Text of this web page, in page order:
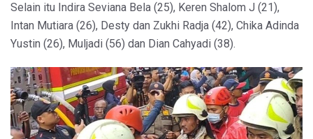
Selain itu Indira Seviana Bela (25), Keren Shalom J (21),
Intan Mutiara (26), Desty dan Zukhi Radja (42), Chika Adinda
Yustin (26), Muljadi (56) dan Dian Cahyadi (38).